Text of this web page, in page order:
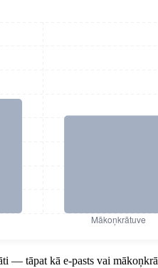
gadā (% incidentu)
— tāpat kā e-pasts vai